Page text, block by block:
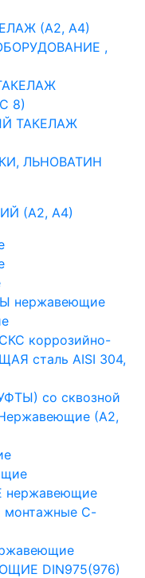
(А2, А4)
,
8)
ТАКЕЛАЖ
ЛЬНОВАТИН
(А2, А4)
нержавеющие
коррозийно-
сталь AISI 304,
со сквозной
(А2,
монтажные С-
DIN975(976)